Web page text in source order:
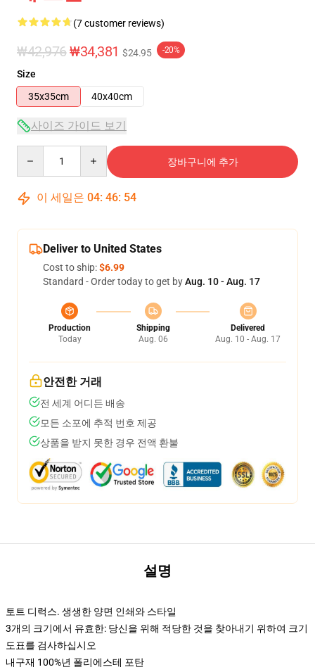
(7 customer reviews)
₩42,976₩34,381 $24.95 -20%
Size
35x35cm
40x40cm
사이즈 가이드 보기
장바구니에 추가
이 세일은 04: 46: 53
Deliver to United States
Cost to ship:$6.99
Standard - Order today to get byAug. 10 - Aug. 17
Production
Today
Shipping
Aug. 06
Delivered
Aug. 10 - Aug. 17
안전한 거래
전 세계 어디든 배송
모든 소포에 추적 번호 제공
상품을 받지 못한 경우 전액 환불
설명
토트 디럭스. 생생한 양면 인쇄와 스타일
3개의 크기에서 유효한: 당신을 위해 적당한 것을 찾아내기 위하여 크기
도표를 검사하십시오
내구재 100%년 폴리에스테 포탄